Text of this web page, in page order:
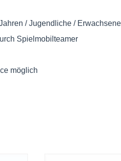
/ Jugendliche / Erwachsene
Spielmobilteamer
möglich